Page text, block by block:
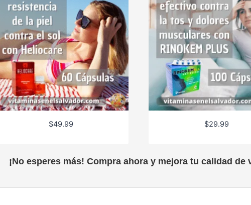
$49.99 $29.99
¡No esperes más! Compra ahora y mejora tu calidad de